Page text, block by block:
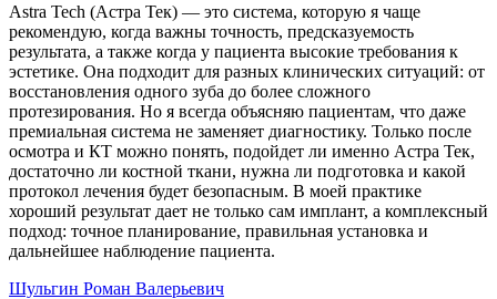
Astra Tech (Астра Тек) — это система, которую я чаще
рекомендую, когда важны точность, предсказуемость
результата, а также когда у пациента высокие требования к
эстетике. Она подходит для разных клинических ситуаций: от
восстановления одного зуба до более сложного
протезирования. Но я всегда объясняю пациентам, что даже
премиальная система не заменяет диагностику. Только после
осмотра и КТ можно понять, подойдет ли именно Астра Тек,
достаточно ли костной ткани, нужна ли подготовка и какой
протокол лечения будет безопасным. В моей практике
хороший результат дает не только сам имплант, а комплексный
подход: точное планирование, правильная установка и
дальнейшее наблюдение пациента.
Шульгин Роман Валерьевич